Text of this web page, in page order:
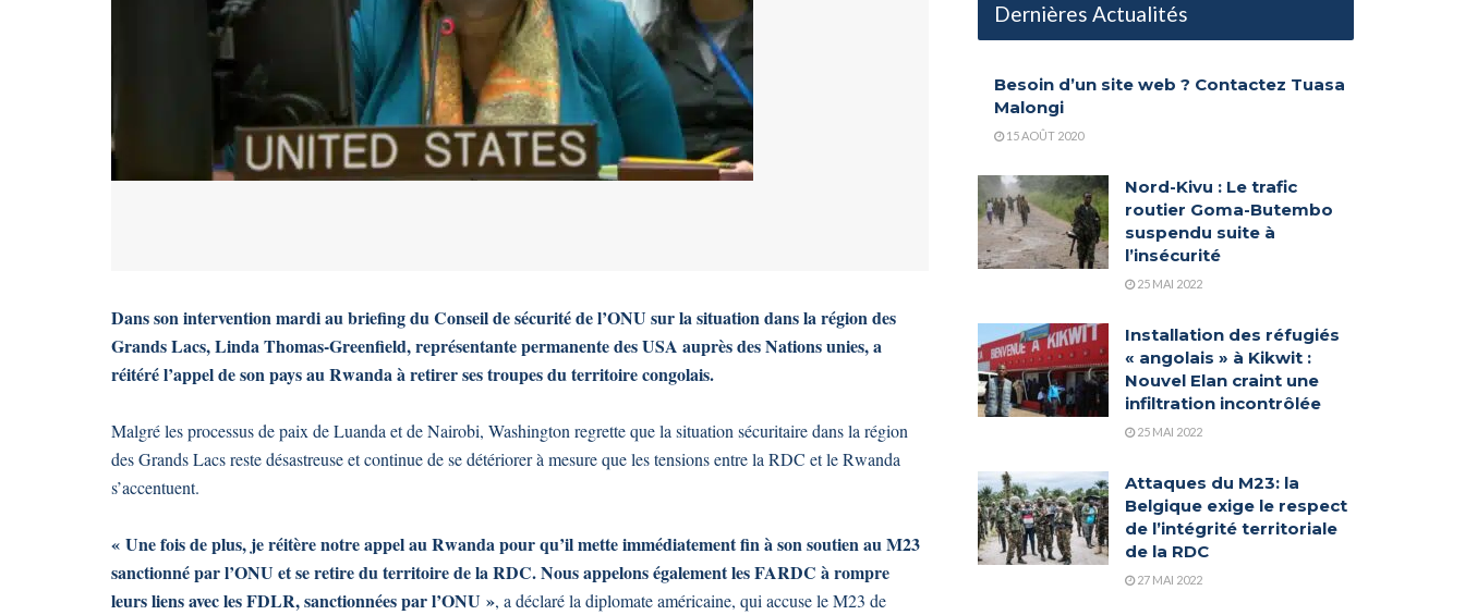
Dans son intervention mardi au briefing du Conseil de sécurité de l’ONU sur la situation dans la région des
Grands Lacs, Linda Thomas-Greenfield, représentante permanente des USA auprès des Nations unies, a
réitéré l’appel de son pays au Rwanda à retirer ses troupes du territoire congolais.
Malgré les processus de paix de Luanda et de Nairobi, Washington regrette que la situation sécuritaire dans la région
des Grands Lacs reste désastreuse et continue de se détériorer à mesure que les tensions entre la RDC et le Rwanda
s’accentuent.
« Une fois de plus, je réitère notre appel au Rwanda pour qu’il mette immédiatement fin à son soutien au M23
sanctionné par l’ONU et se retire du territoire de la RDC. Nous appelons également les FARDC à rompre
leurs liens avec les FDLR, sanctionnées par l’ONU », a déclaré la diplomate américaine, qui accuse le M23 de
Dernières Actualités
Besoin d’un site web ? Contactez Tuasa
Malongi
15 AOÛT 2020
Nord-Kivu : Le trafic
routier Goma-Butembo
suspendu suite à
l’insécurité
25 MAI 2022
Installation des réfugiés
« angolais » à Kikwit :
Nouvel Elan craint une
infiltration incontrôlée
25 MAI 2022
Attaques du M23: la
Belgique exige le respect
de l’intégrité territoriale
de la RDC
27 MAI 2022